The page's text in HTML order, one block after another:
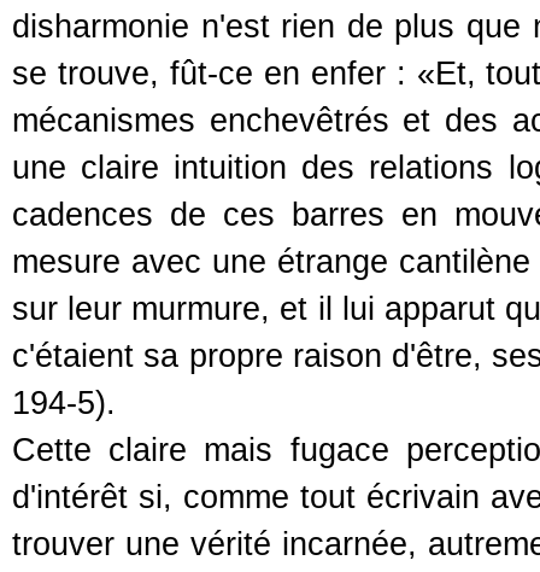
disharmonie n'est rien de plus
se trouve, fût-ce en enfer : «Et,
mécanismes enchevêtrés et des
une claire intuition des relations
cadences de ces barres en
mesure avec une étrange
sur leur murmure, et il lui apparut
c'étaient sa propre raison d'être,
194-5).
Cette claire mais fugace
d'intérêt si, comme tout écrivain
trouver une vérité incarnée,